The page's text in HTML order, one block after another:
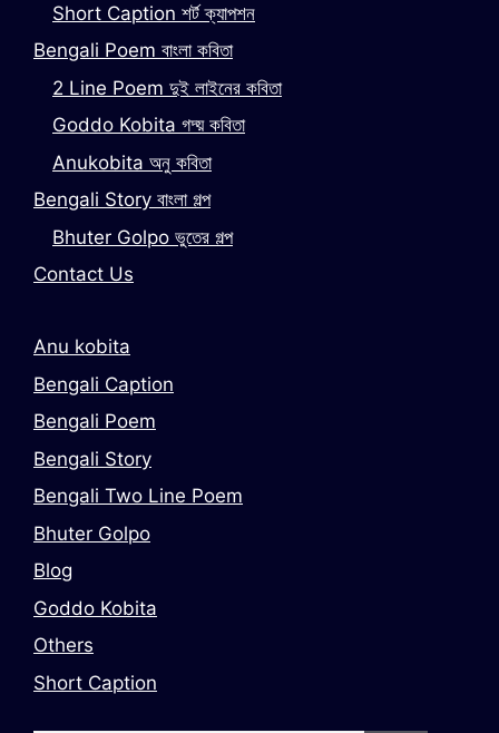
Short Caption শর্ট ক্যাপশন
Bengali Poem বাংলা কবিতা
2 Line Poem দুই লাইনের কবিতা
Goddo Kobita গদ্য় কবিতা
Anukobita অনু কবিতা
Bengali Story বাংলা গল্প
Bhuter Golpo ভুতের গল্প
Contact Us
Anu kobita
Bengali Caption
Bengali Poem
Bengali Story
Bengali Two Line Poem
Bhuter Golpo
Blog
Goddo Kobita
Others
Short Caption